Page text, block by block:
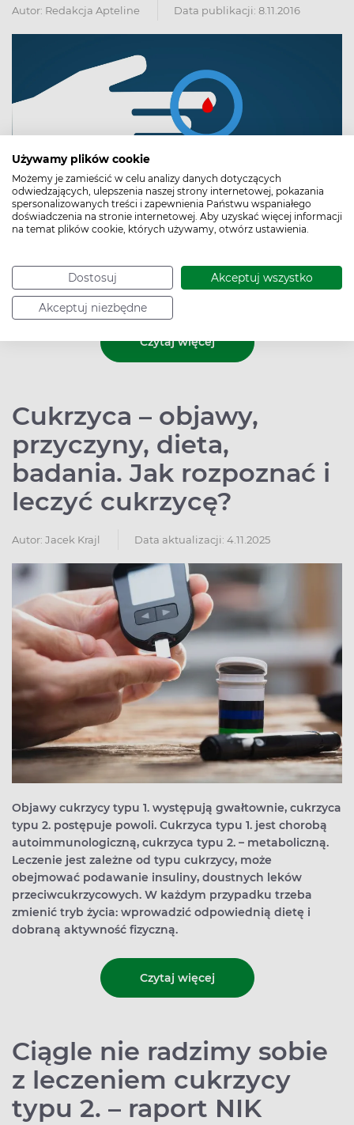
Używamy plików cookie
Możemy je zamieścić w celu analizy danych dotyczących
odwiedzających, ulepszenia naszej strony internetowej, pokazania
spersonalizowanych treści i zapewnienia Państwu wspaniałego
doświadczenia na stronie internetowej. Aby uzyskać więcej informacji
na temat plików cookie, których używamy, otwórz ustawienia.
Dostosuj Akceptuj wszystko
Akceptuj niezbędne
Autor: Redakcja Apteline Data publikacji: 8.11.2016
cukru we krwi podczas snu, to duży problem dla osób
chorujących na cukrzycę. Jak się przed nią uchronić?
Czytaj więcej
Cukrzyca – objawy,
przyczyny, dieta,
badania. Jak rozpoznać i
leczyć cukrzycę?
Autor: Jacek Krajl Data aktualizacji: 4.11.2025
Objawy cukrzycy typu 1. występują gwałtownie, cukrzyca
typu 2. postępuje powoli. Cukrzyca typu 1. jest chorobą
autoimmunologiczną, cukrzyca typu 2. – metaboliczną.
Leczenie jest zależne od typu cukrzycy, może
obejmować podawanie insuliny, doustnych leków
przeciwcukrzycowych. W każdym przypadku trzeba
zmienić tryb życia: wprowadzić odpowiednią dietę i
dobraną aktywność fizyczną.
Czytaj więcej
Ciągle nie radzimy sobie
z leczeniem cukrzycy
typu 2. – raport NIK